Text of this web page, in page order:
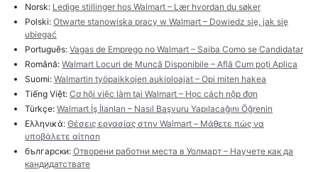
Norsk: Ledige stillinger hos Walmart – Lær hvordan du søker
Polski: Otwarte stanowiska pracy w Walmart – Dowiedz się, jak się
ubiegać
Português: Vagas de Emprego no Walmart – Saiba Como se Candidatar
Română: Walmart Locuri de Muncă Disponibile – Află Cum poți Aplica
Suomi: Walmartin työpaikkojen aukioloajat – Opi miten hakea
Tiếng Việt: Cơ hội việc làm tại Walmart – Học cách nộp đơn
Türkçe: Walmart İş İlanları – Nasıl Başvuru Yapılacağını Öğrenin
Ελληνικά: Θέσεις εργασίας στην Walmart – Μάθετε πώς να
υποβάλετε αίτηση
български: Отворени работни места в Уолмарт – Научете как да
кандидатствате